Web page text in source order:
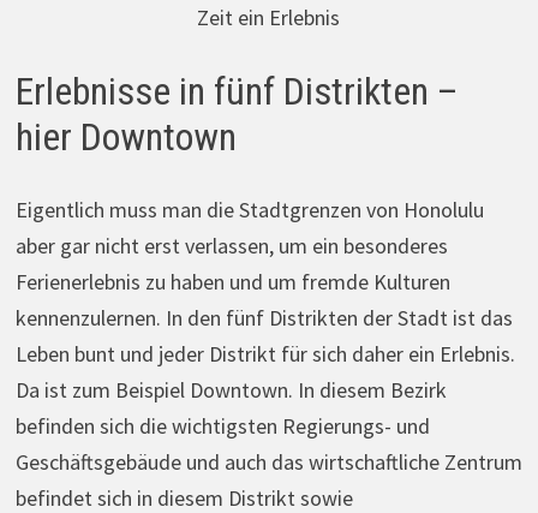
Zeit ein Erlebnis
Erlebnisse in fünf Distrikten –
hier Downtown
Eigentlich muss man die Stadtgrenzen von Honolulu
aber gar nicht erst verlassen, um ein besonderes
Ferienerlebnis zu haben und um fremde Kulturen
kennenzulernen. In den fünf Distrikten der Stadt ist das
Leben bunt und jeder Distrikt für sich daher ein Erlebnis.
Da ist zum Beispiel Downtown. In diesem Bezirk
befinden sich die wichtigsten Regierungs- und
Geschäftsgebäude und auch das wirtschaftliche Zentrum
befindet sich in diesem Distrikt sowie